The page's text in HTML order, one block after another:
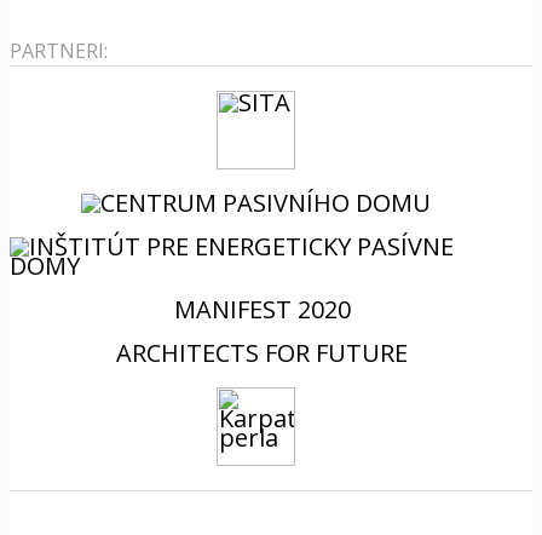
PARTNERI:
MANIFEST 2020
ARCHITECTS FOR FUTURE